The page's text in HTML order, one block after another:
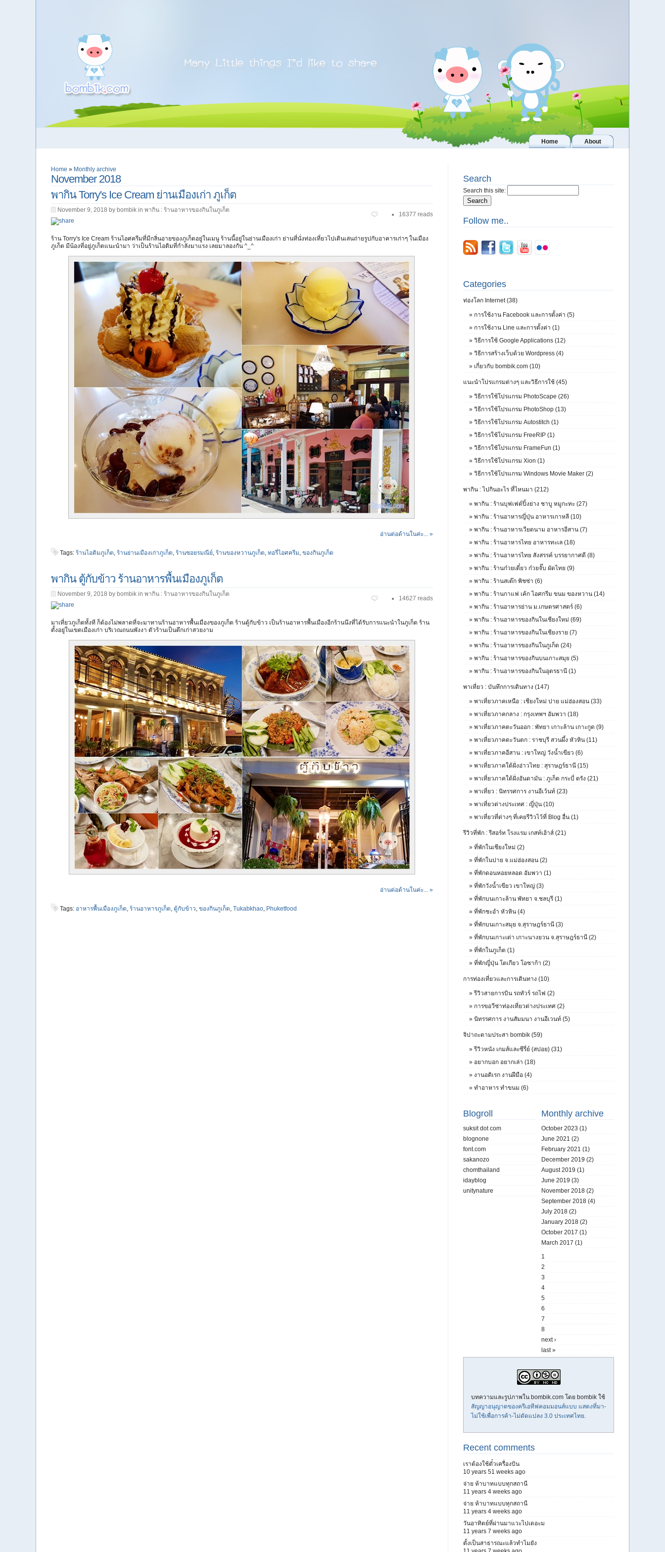
Home About
Home » Monthly archive
November 2018
พากิน Torry's Ice Cream ย่านเมืองเก่า ภูเก็ต
November 9, 2018 by bombik in พากิน : ร้านอาหารของกินในภูเก็ต
16377 reads
ร้าน Torry's Ice Cream ร้านไอศครีมที่มีกลิ่นอายของภูเก็ตอยู่ในเมนู ร้านนี้อยู่ในย่านเมืองเก่า ย่านที่นั่งท่องเที่ยวไปเดินเล่นถ่ายรูปกับอาคารเก่าๆ ในเมือง
ภูเก็ต มีน้องที่อยู่ภูเก็ตแนะนำมา ว่าเป็นร้านไอติมที่กำลังมาแรง เลยมาลองกัน ^_^
อ่านต่อด้านในค่ะ... »
Tags: ร้านไอติมภูเก็ต, ร้านย่านเมืองเก่าภูเก็ต, ร้านซอยรมณีย์, ร้านของหวานภูเก็ต, ทอรี่ไอศครีม, ของกินภูเก็ต
พากิน ตู้กับข้าว ร้านอาหารพื้นเมืองภูเก็ต
November 9, 2018 by bombik in พากิน : ร้านอาหารของกินในภูเก็ต
14627 reads
มาเที่ยวภูเก็ตทั้งที ก็ต้องไม่พลาดที่จะมาทานร้านอาหารพื้นเมืองของภูเก็ต ร้านตู้กับข้าว เป็นร้านอาหารพื้นเมืองอีกร้านนึงที่ได้รับการแนะนำในภูเก็ต ร้าน
ตั้งอยู่ในเขตเมืองเก่า บริเวณถนนพังงา ตัวร้านเป็นตึกเก่าสวยงาม
อ่านต่อด้านในค่ะ... »
Tags: อาหารพื้นเมืองภูเก็ต, ร้านอาหารภูเก็ต, ตู้กับข้าว, ของกินภูเก็ต, Tukabkhao, Phuketfood
Search
Search this site:
Follow me..
Categories
ท่องโลก Internet (38)
» การใช้งาน Facebook และการตั้งค่า (5)
» การใช้งาน Line และการตั้งค่า (1)
» วิธีการใช้ Google Applications (12)
» วิธีการสร้างเว็บด้วย Wordpress (4)
» เกี่ยวกับ bombik.com (10)
แนะนำโปรแกรมต่างๆ และวิธีการใช้ (45)
» วิธีการใช้โปรแกรม PhotoScape (26)
» วิธีการใช้โปรแกรม PhotoShop (13)
» วิธีการใช้โปรแกรม Autostitch (1)
» วิธีการใช้โปรแกรม FreeRIP (1)
» วิธีการใช้โปรแกรม FrameFun (1)
» วิธีการใช้โปรแกรม Xion (1)
» วิธีการใช้โปรแกรม Windows Movie Maker (2)
พากิน : ไปกินอะไร ที่ไหนมา (212)
» พากิน : ร้านบุฟเฟต์ปิ้งย่าง ชาบู หมูกะทะ (27)
» พากิน : ร้านอาหารญี่ปุ่น อาหารเกาหลี (10)
» พากิน : ร้านอาหารเวียดนาม อาหารอีสาน (7)
» พากิน : ร้านอาหารไทย อาหารทะเล (18)
» พากิน : ร้านอาหารไทย สังสรรค์ บรรยากาศดี (8)
» พากิน : ร้านก๋วยเตี๋ยว ก๋วยจั๊บ ผัดไทย (9)
» พากิน : ร้านสเต๊ก พิชซ่า (6)
» พากิน : ร้านกาแฟ เค้ก ไอศกรีม ขนม ของหวาน (14)
» พากิน : ร้านอาหารย่าน ม.เกษตรศาสตร์ (6)
» พากิน : ร้านอาหารของกินในเชียงใหม่ (69)
» พากิน : ร้านอาหารของกินในเชียงราย (7)
» พากิน : ร้านอาหารของกินในภูเก็ต (24)
» พากิน : ร้านอาหารของกินบนเกาะสมุย (5)
» พากิน : ร้านอาหารของกินในอุดรธานี (1)
พาเที่ยว : บันทึกการเดินทาง (147)
» พาเที่ยวภาคเหนือ : เชียงใหม่ ปาย แม่ฮ่องสอน (33)
» พาเที่ยวภาคกลาง : กรุงเทพฯ อัมพวา (18)
» พาเที่ยวภาคตะวันออก : พัทยา เกาะล้าน เกาะกูด (9)
» พาเที่ยวภาคตะวันตก : ราชบุรี สวนผึ้ง หัวหิน (11)
» พาเที่ยวภาคอีสาน : เขาใหญ่ วังน้ำเขียว (6)
» พาเที่ยวภาคใต้ฝั่งอ่าวไทย : สุราษฎร์ธานี (15)
» พาเที่ยวภาคใต้ฝั่งอันดามัน : ภูเก็ต กระบี่ ตรัง (21)
» พาเที่ยว : นิทรรศการ งานอีเว้นท์ (23)
» พาเที่ยวต่างประเทศ : ญี่ปุ่น (10)
» พาเที่ยวที่ต่างๆ ที่เคยรีวิวไว้ที่ Blog อื่น (1)
รีวิวที่พัก : รีสอร์ท โรงแรม เกสท์เฮ้าส์ (21)
» ที่พักในเชียงใหม่ (2)
» ที่พักในปาย จ.แม่ฮ่องสอน (2)
» ที่พักดอนหอยหลอด อัมพวา (1)
» ที่พักวังน้ำเขียว เขาใหญ่ (3)
» ที่พักบนเกาะล้าน พัทยา จ.ชลบุรี (1)
» ที่พักชะอำ หัวหิน (4)
» ที่พักบนเกาะสมุย จ.สุราษฎร์ธานี (3)
» ที่พักบนเกาะเต่า เกาะนางยวน จ.สุราษฎร์ธานี (2)
» ที่พักในภูเก็ต (1)
» ที่พักญี่ปุ่น โตเกียว โอซาก้า (2)
การท่องเที่ยวและการเดินทาง (10)
»รีวิวสายการบิน รถทัวร์ รถไฟ (2)
» การขอวีซ่าท่องเที่ยวต่างประเทศ (2)
» นิทรรศการ งานสัมมนา งานอีเวนท์ (5)
จิปาถะตามประสา bombik (59)
»รีวิวหนัง เกมส์และซีรี่ย์ (สปอย) (31)
» อยากบอก อยากเล่า (18)
» งานอดิเรก งานฝีมือ (4)
» ทำอาหาร ทำขนม (6)
Blogroll
suksit dot com
blognone
font.com
sakanozo
chomthailand
idayblog
unitynature
Monthly archive
October 2023 (1)
June 2021 (2)
February 2021 (1)
December 2019 (2)
August 2019 (1)
June 2019 (3)
November 2018 (2)
September 2018 (4)
July 2018 (2)
January 2018 (2)
October 2017 (1)
March 2017 (1)
1
2
3
4
5
6
7
8
next ›
last »
บทความและรูปภาพใน bombik.com โดย bombik ใช้
สัญญาอนุญาตของครีเอทีฟคอมมอนส์แบบ แสดงที่มา-
ไม่ใช้เพื่อการค้า-ไม่ดัดแปลง 3.0 ประเทศไทย.
Recent comments
เราต้องใช้ตั๋วเครื่องบิน
10 years 51 weeks ago
จ่าย ห้าบาทแบบทุกสถานี
11 years 4 weeks ago
จ่าย ห้าบาทแบบทุกสถานี
11 years 4 weeks ago
วันอาทิตย์ที่ผ่านมาแวะไปเดอะม
11 years 7 weeks ago
ตั้งเป็นสาธารณะแล้วทำไมยัง